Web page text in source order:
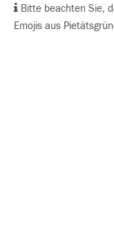
Bitte beachten Sie,
Emojis aus